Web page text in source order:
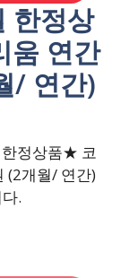
정상
움 연간
/ 연간)
정상품★ 코
(2개월/ 연간)
.